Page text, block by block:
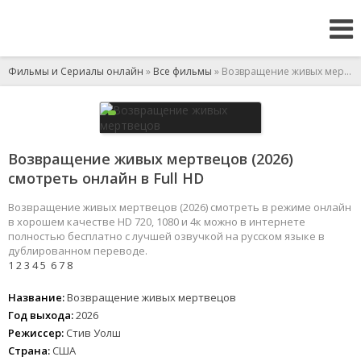
Фильмы и Сериалы онлайн » Все фильмы » Возвращение живых мертвецов
Возвращение живых мертвецов (2026)
смотреть онлайн в Full HD
Возвращение живых мертвецов (2026) смотреть в режиме онлайн
в хорошем качестве HD 720, 1080 и 4к можно в интернете
полностью бесплатно с лучшей озвучкой на русском языке в
дублированном переводе.
1 23 45 67 8
Название:Возвращение живых мертвецов
Год выхода:2026
Режиссер: Стив Уолш
Страна: США